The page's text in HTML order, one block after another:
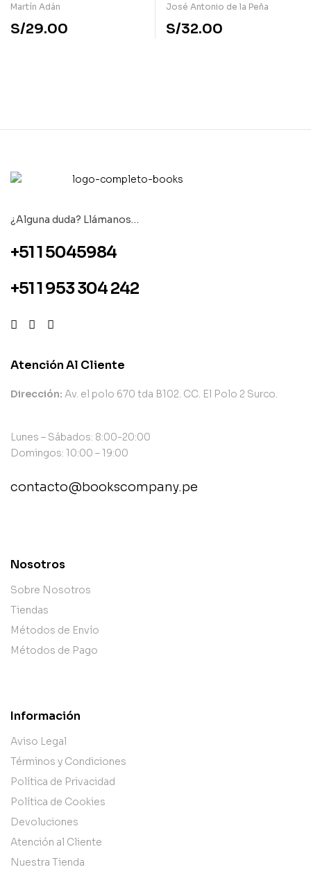
Martín Adán
S/29.00
José Antonio de la Peña
S/32.00
¿Alguna duda? Llámanos…
+51 1 5045984
+51 1 953 304 242
Atención Al Cliente
Dirección: Av. el polo 670 tda B102. CC. El Polo 2 Surco.
Lunes – Sábados: 8:00-20:00
Domingos: 10:00 – 19:00
contacto@bookscompany.pe
Nosotros
Sobre Nosotros
Tiendas
Métodos de Envío
Métodos de Pago
Información
Aviso Legal
Términos y Condiciones
Política de Privacidad
Política de Cookies
Devoluciones
Atención al Cliente
Nuestra Tienda